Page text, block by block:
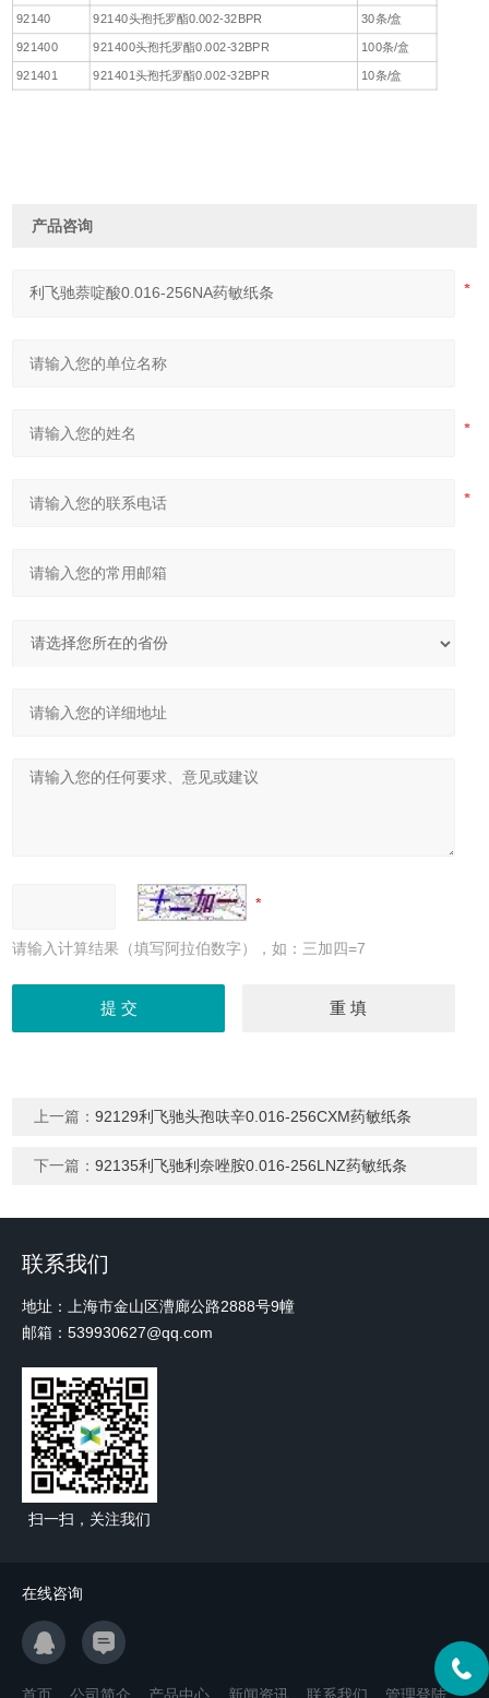
92140
92140头孢托罗酯0.002-32BPR 30条/盒
921400 921400头孢托罗酯0.002-32BPR 100条/盒
921401 921401头孢托罗酯0.002-32BPR 10条/盒
产品咨询
请输入计算结果（填写阿拉伯数字），如：三加四=7
上一篇：92129利飞驰头孢呋辛0.016-256CXM药敏纸条
下一篇：92135利飞驰利奈唑胺0.016-256LNZ药敏纸条
联系我们
地址：上海市金山区漕廊公路2888号9幢
邮箱：539930627@qq.com
扫一扫，关注我们
在线咨询